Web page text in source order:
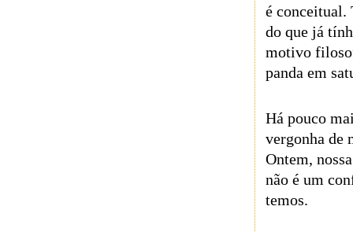
é conceitual.
do que já
motivo
panda em
Há pouco
vergonha de
Ontem,
não é um
temos.